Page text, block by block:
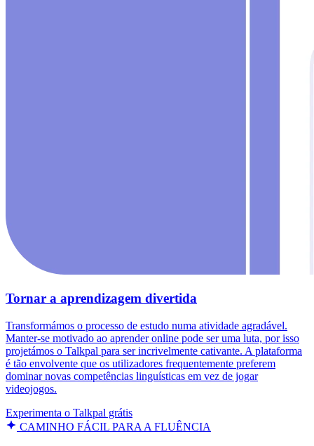
Tornar a aprendizagem divertida
Transformámos o processo de estudo numa atividade agradável.
Manter-se motivado ao aprender online pode ser uma luta, por isso
projetámos o Talkpal para ser incrivelmente cativante. A plataforma
é tão envolvente que os utilizadores frequentemente preferem
dominar novas competências linguísticas em vez de jogar
videojogos.
Experimenta o Talkpal grátis
CAMINHO FÁCIL PARA A FLUÊNCIA